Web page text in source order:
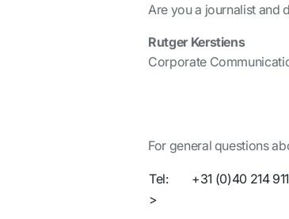
Are you a journalist and
Rutger Kerstiens
Corporate
For general questions
Tel:
+31 (0)40 214
>